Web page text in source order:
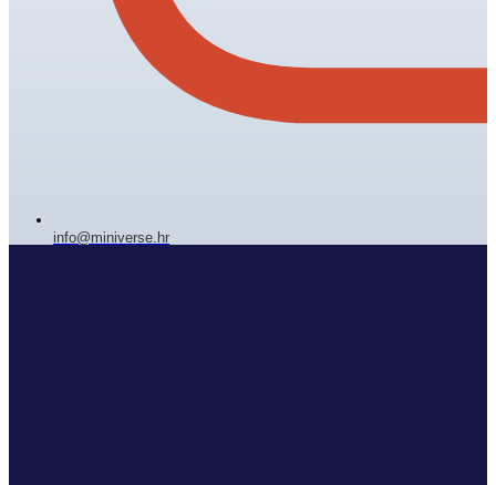
info@miniverse.hr